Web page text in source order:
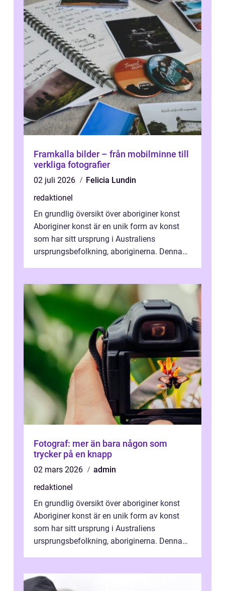
Framkalla bilder – från mobilminne till
verkliga fotografier
02 juli 2026
Felicia Lundin
redaktionel
En grundlig översikt över aboriginer konst
Aboriginer konst är en unik form av konst
som har sitt ursprung i Australiens
ursprungsbefolkning, aboriginerna. Denna
Fotograf: mer än bara någon som
trycker på en knapp
02 mars 2026
admin
redaktionel
En grundlig översikt över aboriginer konst
Aboriginer konst är en unik form av konst
som har sitt ursprung i Australiens
ursprungsbefolkning, aboriginerna. Denna